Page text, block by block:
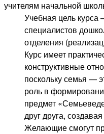
учителям начальной
Учебная цель
специалистов
отделения
Курс имеет
конструктивные
поскольку семья —
роль в
предмет
друг друга,
Желающие смогут